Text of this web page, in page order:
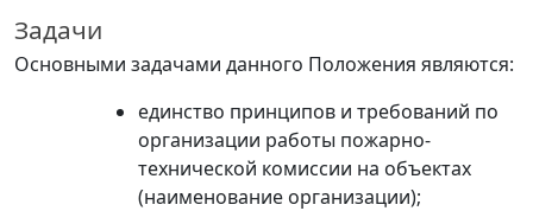
Задачи
Основными задачами данного Положения являются:
единство принципов и требований по
организации работы пожарно-
технической комиссии на объектах
(наименование организации);